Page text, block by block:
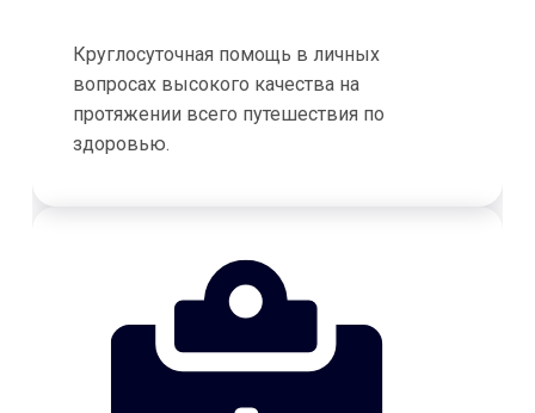
Круглосуточная помощь в личных
вопросах высокого качества на
протяжении всего путешествия по
здоровью.